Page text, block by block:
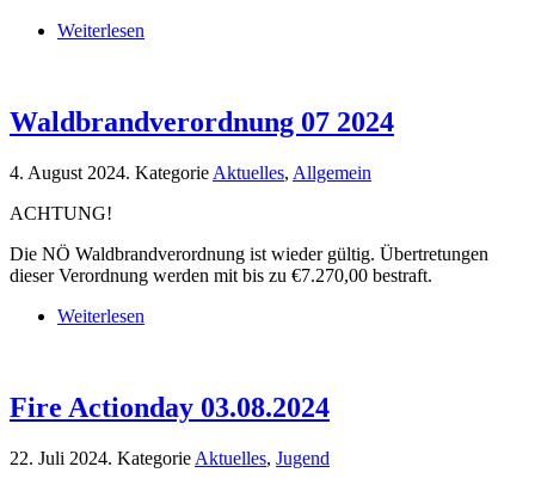
Weiterlesen
Waldbrandverordnung 07 2024
4. August 2024. Kategorie Aktuelles, Allgemein
ACHTUNG!
Die NÖ Waldbrandverordnung ist wieder gültig. Übertretungen
dieser Verordnung werden mit bis zu €7.270,00 bestraft.
Weiterlesen
Fire Actionday 03.08.2024
22. Juli 2024. Kategorie Aktuelles, Jugend